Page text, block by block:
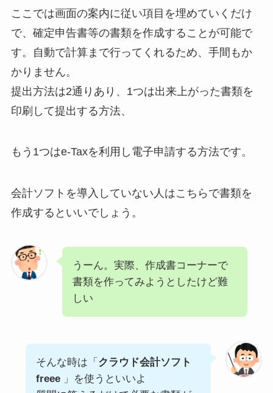
ここでは画面の案内に従い項目を埋めていくだけ
で、確定申告書等の書類を作成することが可能で
す。自動で計算まで行ってくれるため、手間もか
かりません。
提出方法は2通りあり、1つは出来上がった書類を
印刷して提出する方法、
もう1つはe-Taxを利用し電子申請する方法です。
会計ソフトを導入していない人はこちらで書類を
作成するといいでしょう。
うーん。実際、作成書コーナーで
書類を作ってみようとしたけど難
しい
そんな時は「 クラウド会計ソフト
freee」を使うといいよ